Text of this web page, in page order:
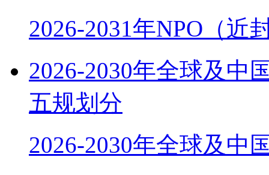
2026-2031年NPO（近
2026-2030年全球及中
五规划分
2026-2030年全球及中